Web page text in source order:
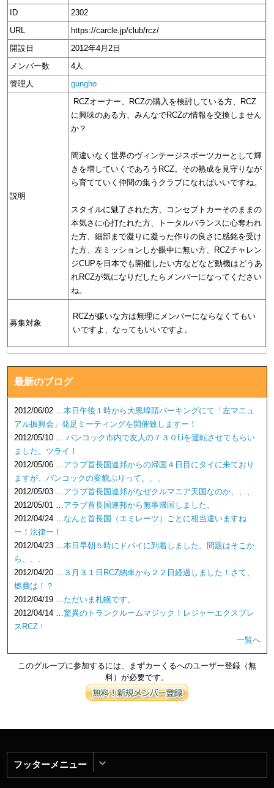
ID
2302
URL
https://carcle.jp/club/rcz/
開設日
2012年4月2日
メンバー数
4人
管理人
gungho
説明
RCZオーナー、RCZの購入を検討している方、RCZ
に興味のある方、みんなでRCZの情報を交換しません
か？
間違いなく世界のヴィンテージスポーツカーとして輝
きを増していくであろうRCZ。その熟成を見守りなが
ら育てていく仲間の集うクラブになればいいですね。
スタイルに魅了された方、コンセプトカーそのままの
本気さに心打たれた方、トータルバランスに心奪われ
た方、細部まで凝りに凝った作りの良さに感銘を受け
た方、左ミッションしか眼中に無い方、RCZチャレン
ジCUPを日本でも開催したい方などなど動機はどうあ
れRCZが気になりだしたらメンバーになってください
ね。
募集対象
RCZが嫌いな方は無理にメンバーにならなくてもい
いですよ、なってもいいですよ。
最新のブログ
2012/06/02 …本日午後１時から大黒埠頭パーキングにて「左マニュ
アル振興会」発足ミーティングを開催致しますー！
2012/05/10 … バンコック市内で友人の７３０Liを運転させてもらい
ました。ツライ！
2012/05/06 …アラブ首長国連邦からの帰国４日目にタイに来ており
ますが、バンコックの変貌ぶりって、、、
2012/05/03 …アラブ首長国連邦がなぜクルマニア天国なのか、、、
2012/05/01 …アラブ首長国連邦から無事帰国しました。
2012/04/24 …なんと首長国（エミレーツ）ごとに相当違いますね
ー！法律ー！
2012/04/23 …本日早朝５時にドバイに到着しました。問題はそこか
ら、、、
2012/04/20 … ３月３１日RCZ納車から２２日経過しました！さて、
燃費は！？
2012/04/19 …ただいま札幌です。
2012/04/14 …驚異のトランクルームマジック！レジャーエクスプレ
スRCZ！
一覧へ
このグループに参加するには、まずカーくるへのユーザー登録（無
料）が必要です。
フッターメニュー